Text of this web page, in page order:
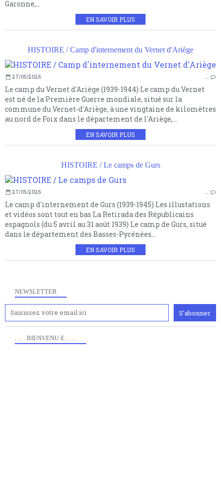
Garonne,...
EN SAVOIR PLUS
HISTOIRE / Camp d'internement du Vernet d'Ariège
27/05/2026 …
Le camp du Vernet d'Ariège (1939-1944) Le camp du Vernet
est né de la Première Guerre mondiale, situé sur la
commune du Vernet-d'Ariège, à une vingtaine de kilomètres
au nord de Foix dans le département de l'Ariège,...
EN SAVOIR PLUS
HISTOIRE / Le camps de Gurs
27/05/2026 …
Le camp d'internement de Gurs (1939-1945) Les illustations
et vidéos sont tout en bas La Retirada des Républicains
espagnols (du 5 avril au 31 août 1939) Le camp de Gurs, situé
dans le département des Basses-Pyrénées...
EN SAVOIR PLUS
NEWSLETTER
. . . . BIENVENU·E . . . .